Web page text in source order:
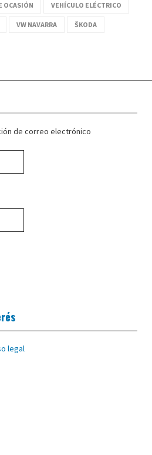
OCASIÓN VEHÍCULO ELÉCTRICO
VW NAVARRA ŠKODA
de correo electrónico
legal